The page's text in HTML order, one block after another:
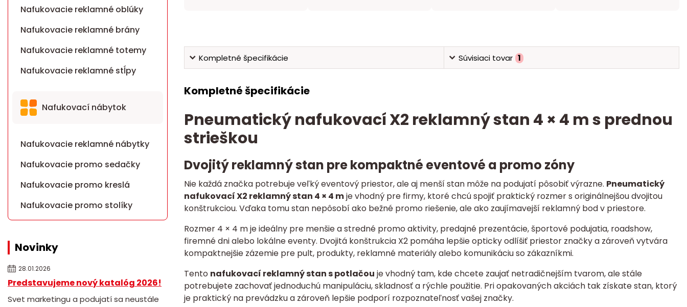
Nafukovacie reklamné oblúky
Nafukovacie reklamné brány
Nafukovacie reklamné totemy
Nafukovacie reklamné stĺpy
Nafukovací nábytok
Nafukovacie reklamné nábytky
Nafukovacie promo sedačky
Nafukovacie promo kreslá
Nafukovacie promo stolíky
Novinky
28.01.2026
Predstavujeme nový katalóg 2026!
Svet marketingu a podujatí sa neustále
Kompletné špecifikácie Súvisiaci tovar 1
Kompletné špecifikácie
Pneumatický nafukovací X2 reklamný stan 4 × 4 m s prednou
strieškou
Dvojitý reklamný stan pre kompaktné eventové a promo zóny
Nie každá značka potrebuje veľký eventový priestor, ale aj menší stan môže na podujatí pôsobiť výrazne. Pneumatický
nafukovací X2 reklamný stan 4 × 4 mje vhodný pre firmy, ktoré chcú spojiť praktický rozmer s originálnejšou dvojitou
konštrukciou. Vďaka tomu stan nepôsobí ako bežné promo riešenie, ale ako zaujímavejší reklamný bod v priestore.
Rozmer 4 × 4 m je ideálny pre menšie a stredné promo aktivity, predajné prezentácie, športové podujatia, roadshow,
firemné dni alebo lokálne eventy. Dvojitá konštrukcia X2 pomáha lepšie opticky odlíšiť priestor značky a zároveň vytvára
kompaktnejšie zázemie pre pult, produkty, reklamné materiály alebo komunikáciu so zákazníkmi.
Tento nafukovací reklamný stan s potlačou je vhodný tam, kde chcete zaujať netradičnejším tvarom, ale stále
potrebujete zachovať jednoduchú manipuláciu, skladnosť a rýchle použitie. Pri opakovaných akciách tak získate stan, ktorý
je praktický na prevádzku a zároveň lepšie podporí rozpoznateľnosť vašej značky.